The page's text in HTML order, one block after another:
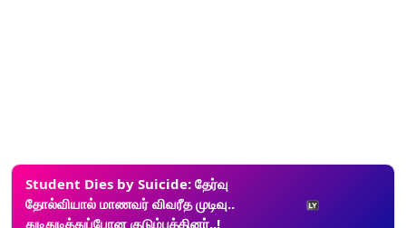
Student Dies by Suicide: தேர்வு
தோல்வியால் மாணவர் விவரீத முடிவு..
துடிதுடித்துப்போன குடும்பத்தினர்..!